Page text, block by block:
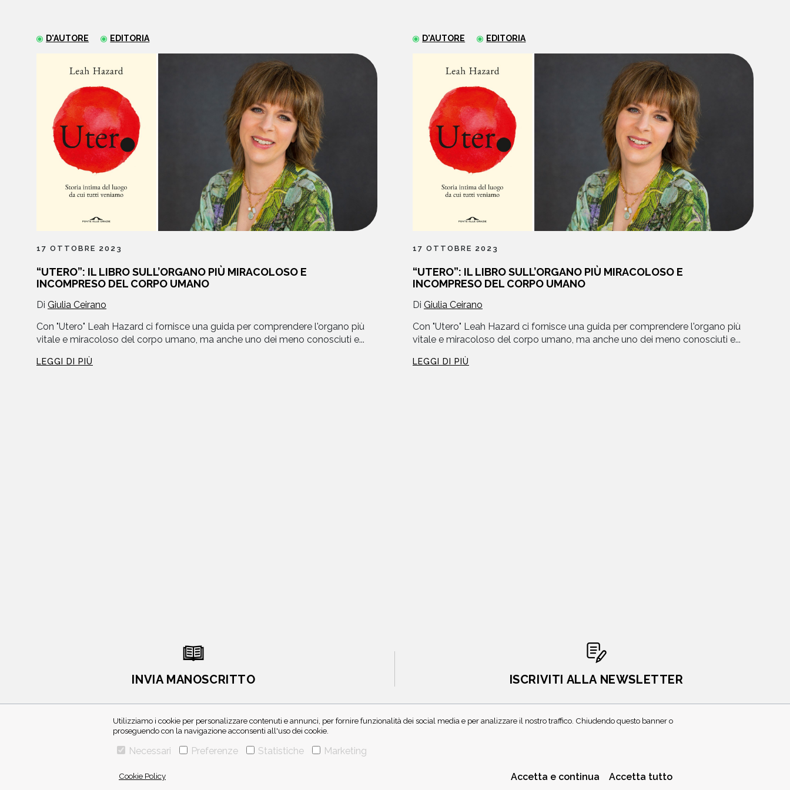
HOME
CHI SIAMO
CATALOGO
EVENTI
D'AUTORE EDITORIA
17 OTTOBRE 2023
“UTERO”: IL LIBRO SULL’ORGANO PIÙ MIRACOLOSO E
INCOMPRESO DEL CORPO UMANO
Di Giulia Ceirano
Con "Utero" Leah Hazard ci fornisce una guida per comprendere l'organo più
vitale e miracoloso del corpo umano, ma anche uno dei meno conosciuti e...
LEGGI DI PIÙ
D'AUTORE EDITORIA
17 OTTOBRE 2023
“UTERO”: IL LIBRO SULL’ORGANO PIÙ MIRACOLOSO E
INCOMPRESO DEL CORPO UMANO
Di Giulia Ceirano
Con "Utero" Leah Hazard ci fornisce una guida per comprendere l'organo più
vitale e miracoloso del corpo umano, ma anche uno dei meno conosciuti e...
LEGGI DI PIÙ
Utilizziamo i cookie per personalizzare contenuti e annunci, per fornire funzionalità dei social media e per analizzare il nostro traffico. Chiudendo questo banner o
proseguendo con la navigazione acconsenti all'uso dei cookie.
Necessari Preferenze Statistiche Marketing
Cookie Policy Accetta e continua Accetta tutto
INVIA MANOSCRITTO ISCRIVITI ALLA NEWSLETTER